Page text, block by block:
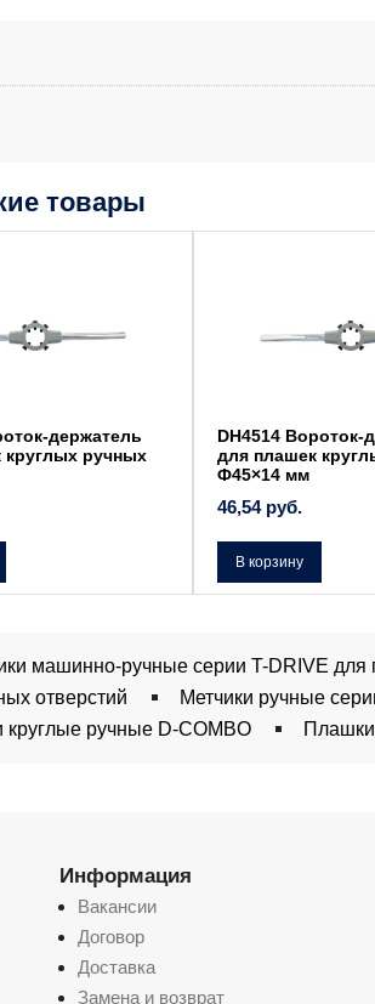
товары
держатель
круглых ручных
DH4514 Вороток-
для плашек
Ф45×14 мм
46,54 руб.
В корзину
машинно-ручные серии T-DRIVE для
отверстий
Метчики ручные
круглые ручные D-COMBO
Информация
Вакансии
Договор
Доставка
Замена и возврат